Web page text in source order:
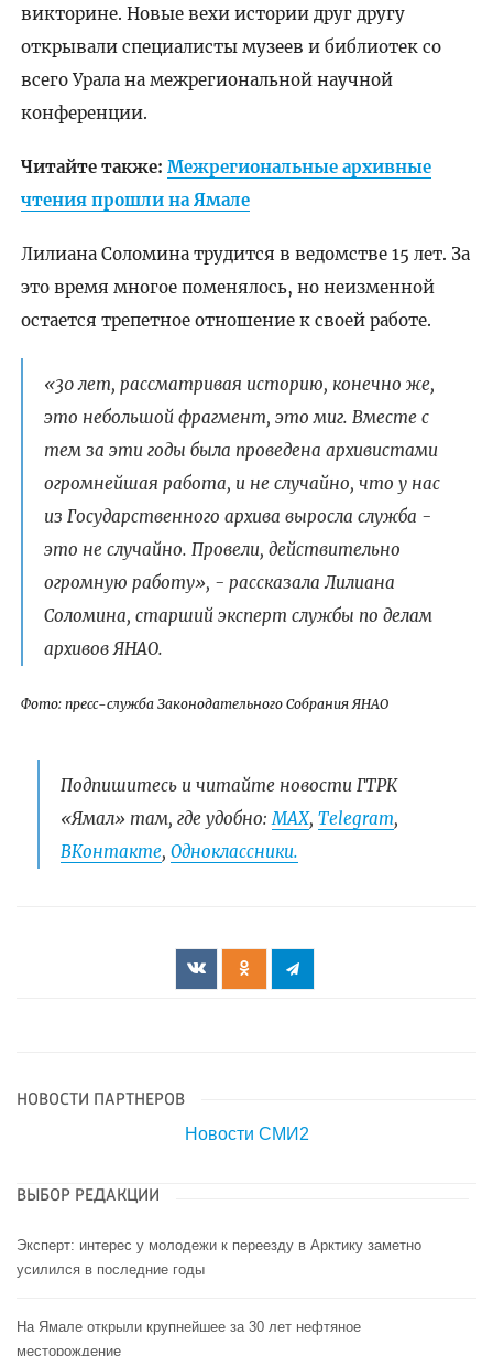
викторине. Новые вехи истории друг другу
открывали специалисты музеев и библиотек со
всего Урала на межрегиональной научной
конференции.
Читайте также: Межрегиональные архивные
чтения прошли на Ямале
Лилиана Соломина трудится в ведомстве 15 лет. За
это время многое поменялось, но неизменной
остается трепетное отношение к своей работе.
«30 лет, рассматривая историю, конечно же,
это небольшой фрагмент, это миг. Вместе с
тем за эти годы была проведена архивистами
огромнейшая работа, и не случайно, что у нас
из Государственного архива выросла служба -
это не случайно. Провели, действительно
огромную работу», - рассказала Лилиана
Соломина, старший эксперт службы по делам
архивов ЯНАО.
Фото: пресс-служба Законодательного Собрания ЯНАО
Подпишитесь и читайте новости ГТРК
«Ямал» там, где удобно: МАХ, Telegram,
ВКонтакте, Одноклассники.
НОВОСТИ ПАРТНЕРОВ
Новости СМИ2
ВЫБОР РЕДАКЦИИ
Эксперт: интерес у молодежи к переезду в Арктику заметно
усилился в последние годы
На Ямале открыли крупнейшее за 30 лет нефтяное
месторождение